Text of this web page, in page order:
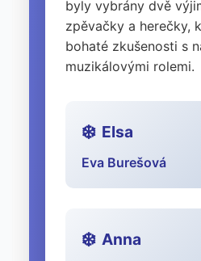
byly vybrány dvě
zpěvačky a herečky,
bohaté zkušenosti s
muzikálovými rolemi.
Elsa
Eva Burešová
Anna